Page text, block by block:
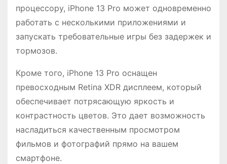
процессору, iPhone 13 Pro может одновременно
работать с несколькими приложениями и
запускать требовательные игры без задержек и
тормозов.
Кроме того, iPhone 13 Pro оснащен
превосходным Retina XDR дисплеем, который
обеспечивает потрясающую яркость и
контрастность цветов. Это дает возможность
насладиться качественным просмотром
фильмов и фотографий прямо на вашем
смартфоне.